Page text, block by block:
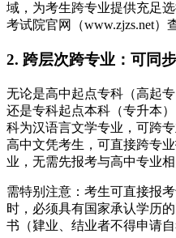
域，为考生跨专业提供充足
考试院官网（www.zjzs.net）
2. 跨层次跨专业：可同
无论是高中起点专科（高起
还是专科起点本科（专升本
科为汉语言文学专业，可跨
高中文凭考生，可直接跨专
业，无需先报考与高中专业相
需特别注意：考生可直接报
时，必须具有国家承认学历
书（肄业、结业者不得申请自